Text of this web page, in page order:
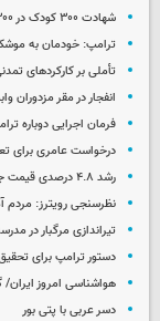
شهادت ۳۰۰ کودک در ۳۰۰ روز نقض آتش‌بس غزه
ترامپ: خودمان به
تأملی بر کارکردهای
انفجار در مقر
فرمان اجرایی دوباره
درخواست عامری برای
رشد ۴.۸ درصدی قیمت جهانی طلا در معاملات هفته
نظرسنجی رویترز: مردم
تیراندازی مرگبار در
دستور ترامپ برای
هواشناسی امروز
دسر عربی با پتی بور